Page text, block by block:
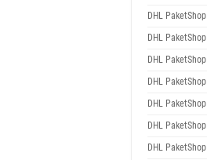
DHL PaketShop
DHL PaketShop
DHL PaketShop
DHL PaketShop
DHL PaketShop
DHL PaketShop
DHL PaketShop